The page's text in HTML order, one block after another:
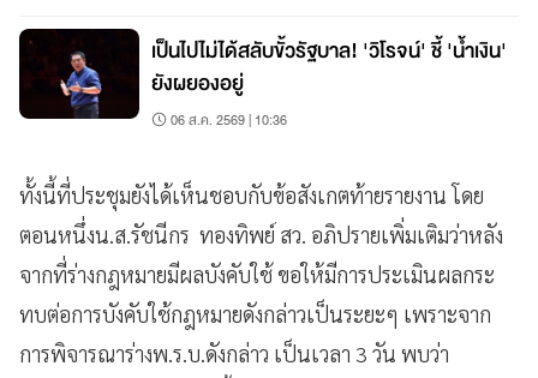
เป็นไปไม่ได้สลับขั้วรัฐบาล! 'วิโรจน์' ชี้ 'น้ำเงิน'
ยังผยองอยู่
06 ส.ค. 2569 | 10:36
ทั้งนี้ที่ประชุมยังได้เห็นชอบกับข้อสังเกตท้ายรายงาน โดย
ตอนหนึ่งน.ส.รัชนีกร ทองทิพย์ สว. อภิปรายเพิ่มเติมว่าหลัง
จากที่ร่างกฎหมายมีผลบังคับใช้ ขอให้มีการประเมินผลกระ
ทบต่อการบังคับใช้กฎหมายดังกล่าวเป็นระยะๆ เพราะจาก
การพิจารณาร่างพ.ร.บ.ดังกล่าว เป็นเวลา 3 วัน พบว่า